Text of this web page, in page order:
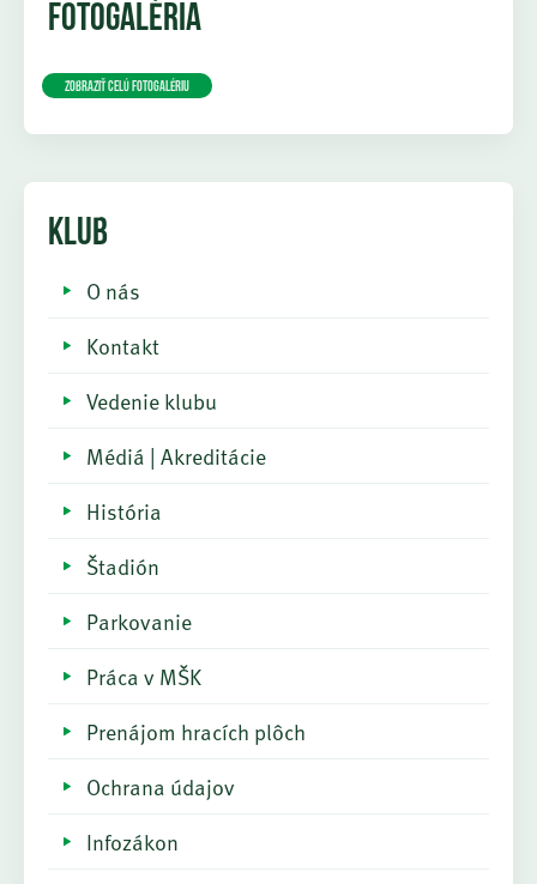
FOTOGALÉRIA
Zobraziť celú fotogalériu
KLUB
O nás
Kontakt
Vedenie klubu
Médiá | Akreditácie
História
Štadión
Parkovanie
Práca v MŠK
Prenájom hracích plôch
Ochrana údajov
Infozákon